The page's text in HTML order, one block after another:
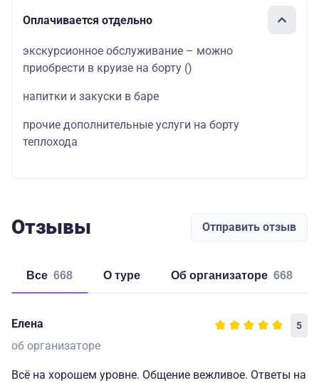
Оплачивается отдельно
экскурсионное обслуживание – можно
приобрести в круизе на борту ()
напитки и закуски в баре
прочие дополнительные услуги на борту
теплохода
Отзывы Отправить отзыв
Все 668 о туре об организаторе 668
Елена 5
об организаторе
Всё на хорошем уровне. Общение вежливое. Ответы на